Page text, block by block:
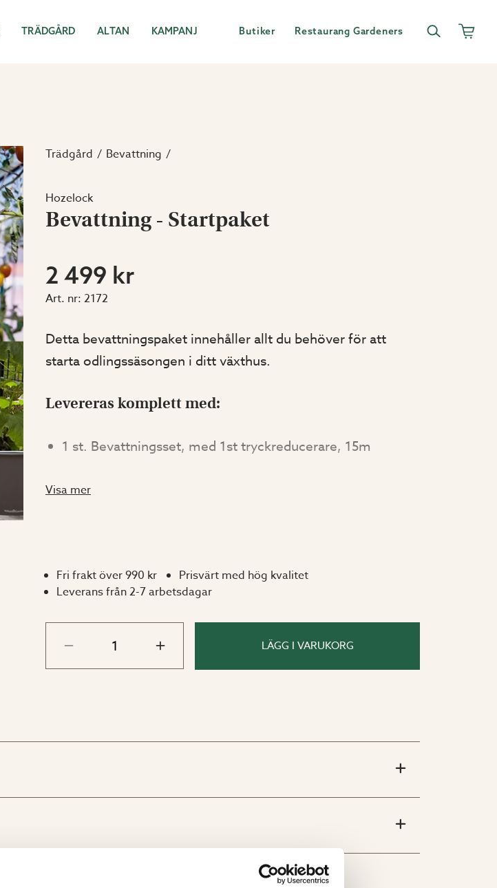
TRÄDGÅRD ALTAN KAMPANJ Butiker Restaurang Gardeners
Trädgård Bevattning
Hozelock
Bevattning - Startpaket
2 499 kr
Art. nr: 2172
Detta bevattningspaket innehåller allt du behöver för att
starta odlingssäsongen i ditt växthus.
Levereras komplett med:
1 st. Bevattningsset, med 1st tryckreducerare, 15m
markhållare samt 14 st. t-kopplingar (art.nr. 2239).
Drivs med 2 stycken AA-batteri så ingen el-installation
krävs (art.nr. 2215).
5 st. Planteringshinkar med underbevattning.
Planteringshink med underbevattningsfunktion med en
vattenreservoar på ca 2 liter. Överflödigt vatten rinner ut
fästen och skruvar. I denna lina fäster du sedan
Visa mer
Fri frakt över 990 kr
Prisvärt med hög kvalitet
Leverans från 2-7 arbetsdagar
LÄGG I VARUKORG